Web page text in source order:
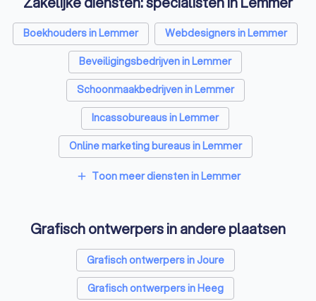
Boekhouders in Lemmer
Webdesigners in Lemmer
Beveiligingsbedrijven in Lemmer
Schoonmaakbedrijven in Lemmer
Incassobureaus in Lemmer
Online marketing bureaus in Lemmer
Tekstschrijvers in Lemmer
SEO-specialisten in Lemmer
Reclamebureaus in Lemmer
Accountants in Lemmer
add Toon meer diensten in Lemmer
Grafisch ontwerpers in andere plaatsen
Grafisch ontwerpers in Joure
Grafisch ontwerpers in Heeg